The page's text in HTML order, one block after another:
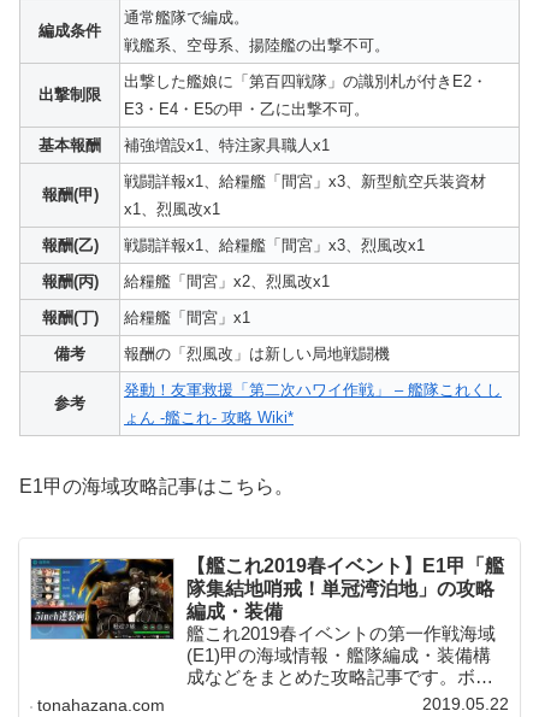
編成条件
通常艦隊で編成。
戦艦系、空母系、揚陸艦の出撃不可。
出撃制限
出撃した艦娘に「第百四戦隊」の識別札が付きE2・
E3・E4・E5の甲・乙に出撃不可。
基本報酬
補強増設x1、特注家具職人x1
報酬(甲)
戦闘詳報x1、給糧艦「間宮」x3、新型航空兵装資材
x1、烈風改x1
報酬(乙)
戦闘詳報x1、給糧艦「間宮」x3、烈風改x1
報酬(丙)
給糧艦「間宮」x2、烈風改x1
報酬(丁)
給糧艦「間宮」x1
備考
報酬の「烈風改」は新しい局地戦闘機
参考
発動！友軍救援「第二次ハワイ作戦」 – 艦隊これくし
ょん -艦これ- 攻略 Wiki*
E1甲の海域攻略記事はこちら。
【艦これ2019春イベント】E1甲「艦
隊集結地哨戒！単冠湾泊地」の攻略
編成・装備
艦これ2019春イベントの第一作戦海域
(E1)甲の海域情報・艦隊編成・装備構
成などをまとめた攻略記事です。ボス
旗艦は新敵「軽巡ツ級flagship」！軽巡
tonahazana.com 2019.05.22